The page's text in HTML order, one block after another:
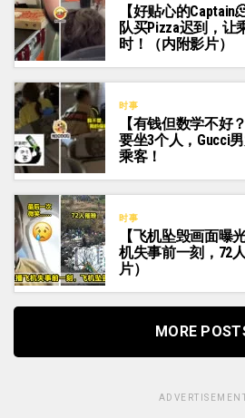
【好贴心的
队买Pizza迟到，让
时！（内附影片）
时事
【有钱但数学不好
要坐3个人，Gucci
乘客！
时事
【飞机坠毁画面曝
机失事前一刻，72
片）
MORE